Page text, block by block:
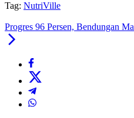
Tag: NutriVille
Progres 96 Persen, Bendungan